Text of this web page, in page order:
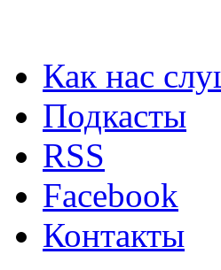
Как нас
Подкасты
RSS
Facebook
Контакты